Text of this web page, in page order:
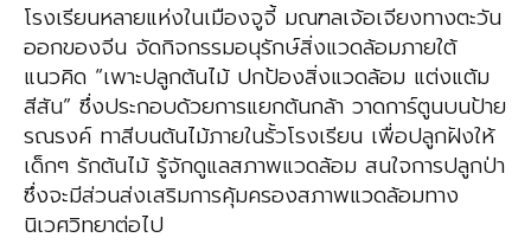
โรงเรียนหลายแห่งในเมืองจูจี้ มณฑลเจ้อเจียงทางตะวัน
ออกของจีน จัดกิจกรรมอนุรักษ์สิ่งแวดล้อมภายใต้
แนวคิด “เพาะปลูกต้นไม้ ปกป้องสิ่งแวดล้อม แต่งแต้ม
สีสัน” ซึ่งประกอบด้วยการแยกต้นกล้า วาดการ์ตูนบนป้าย
รณรงค์ ทาสีบนต้นไม้ภายในรั้วโรงเรียน เพื่อปลูกฝังให้
เด็กๆ รักต้นไม้ รู้จักดูแลสภาพแวดล้อม สนใจการปลูกป่า
ซึ่งจะมีส่วนส่งเสริมการคุ้มครองสภาพแวดล้อมทาง
นิเวศวิทยาต่อไป